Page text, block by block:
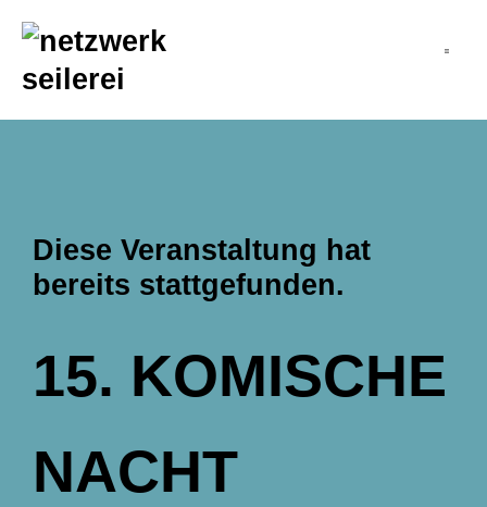
springen
Diese Veranstaltung hat
bereits stattgefunden.
15. KOMISCHE
NACHT